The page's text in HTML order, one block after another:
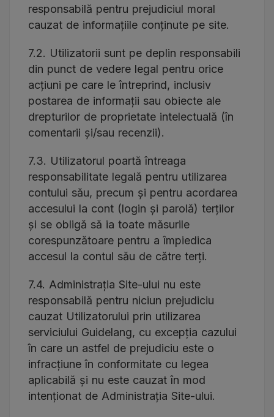
responsabilă pentru prejudiciul moral
cauzat de informațiile conținute pe site.
7.2. Utilizatorii sunt pe deplin responsabili
din punct de vedere legal pentru orice
acțiuni pe care le întreprind, inclusiv
postarea de informații sau obiecte ale
drepturilor de proprietate intelectuală (în
comentarii și/sau recenzii).
7.3. Utilizatorul poartă întreaga
responsabilitate legală pentru utilizarea
contului său, precum și pentru acordarea
accesului la cont (login și parolă) terților
și se obligă să ia toate măsurile
corespunzătoare pentru a împiedica
accesul la contul său de către terți.
7.4. Administrația Site-ului nu este
responsabilă pentru niciun prejudiciu
cauzat Utilizatorului prin utilizarea
serviciului Guidelang, cu excepția cazului
în care un astfel de prejudiciu este o
infracțiune în conformitate cu legea
aplicabilă și nu este cauzat în mod
intenționat de Administrația Site-ului.